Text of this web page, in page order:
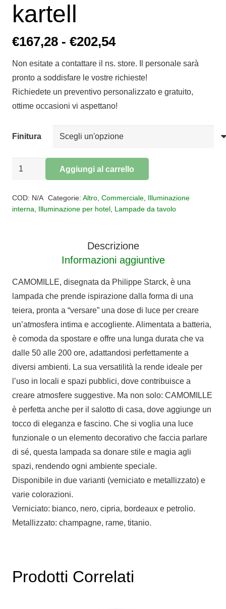
kartell
€167,28 - €202,54Fascia
prezzo:
da
€167,28
a
€202,54
Non esitate a contattare il ns. store. Il personale sarà
pronto a soddisfare le vostre richieste!
Richiedete un preventivo personalizzato e gratuito,
ottime occasioni vi aspettano!
Finitura
Lampada
ricaricabile
Aggiungi al carrello
COD: N/A Categorie: Altro, Commerciale, Illuminazione
interna, Illuminazione per hotel, Lampade da tavolo
Descrizione
Informazioni aggiuntive
CAMOMILLE, disegnata da Philippe Starck, è una
lampada che prende ispirazione dalla forma di una
teiera, pronta a “versare” una dose di luce per creare
un’atmosfera intima e accogliente. Alimentata a batteria,
è comoda da spostare e offre una lunga durata che va
dalle 50 alle 200 ore, adattandosi perfettamente a
diversi ambienti. La sua versatilità la rende ideale per
l’uso in locali e spazi pubblici, dove contribuisce a
creare atmosfere suggestive. Ma non solo: CAMOMILLE
è perfetta anche per il salotto di casa, dove aggiunge un
tocco di eleganza e fascino. Che si voglia una luce
funzionale o un elemento decorativo che faccia parlare
di sé, questa lampada sa donare stile e magia agli
spazi, rendendo ogni ambiente speciale.
Disponibile in due varianti (verniciato e metallizzato) e
varie colorazioni.
Verniciato: bianco, nero, cipria, bordeaux e petrolio.
Metallizzato: champagne, rame, titanio.
Prodotti Correlati